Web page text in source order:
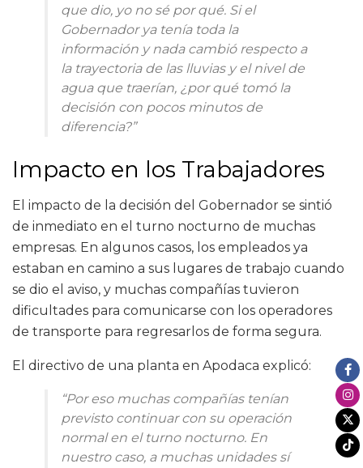
que dio, yo no sé por qué. Si el
Gobernador ya tenía toda la
información y nada cambió respecto a
la trayectoria de las lluvias y el nivel de
agua que traerían, ¿por qué tomó la
decisión con pocos minutos de
diferencia?”
Impacto en los Trabajadores
El impacto de la decisión del Gobernador se sintió
de inmediato en el turno nocturno de muchas
empresas. En algunos casos, los empleados ya
estaban en camino a sus lugares de trabajo cuando
se dio el aviso, y muchas compañías tuvieron
dificultades para comunicarse con los operadores
de transporte para regresarlos de forma segura.
El directivo de una planta en Apodaca explicó:
“Por eso muchas compañías tenían
previsto continuar con su operación
normal en el turno nocturno. En
nuestro caso, a muchas unidades sí